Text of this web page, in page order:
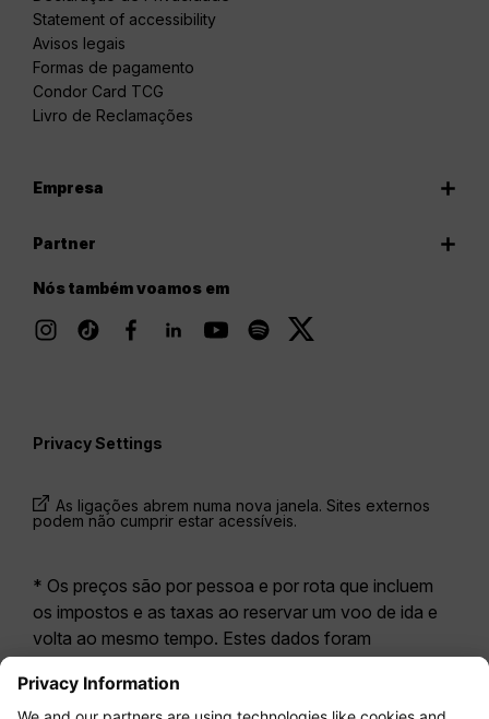
Statement of accessibility
Avisos legais
Formas de pagamento
Condor Card TCG
Livro de Reclamações
Empresa
Partner
Nós também voamos em
Privacy Settings
As ligações abrem numa nova janela. Sites externos
podem não cumprir estar acessíveis.
* Os preços são por pessoa e por rota que incluem
os impostos e as taxas ao reservar um voo de ida e
volta ao mesmo tempo. Estes dados foram
estar atualizados. As tarifas apresentadas para a